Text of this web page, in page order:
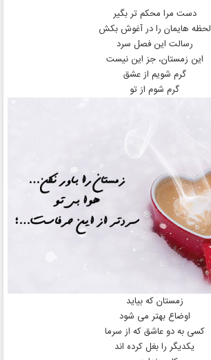
دست مرا محکم تر بگیر
لحظه‌ هایمان را در آغوش بکش
رسالت این فصل سرد
این زمستان، جز این نیست
گرم شویم از عشق
گرم شوم از تو
زمستان كه بيايد
اوضاع بهتر مى‌ شود
كسی به دو عاشق كه از سرما
يكديگر را بغل كرده‌ اند